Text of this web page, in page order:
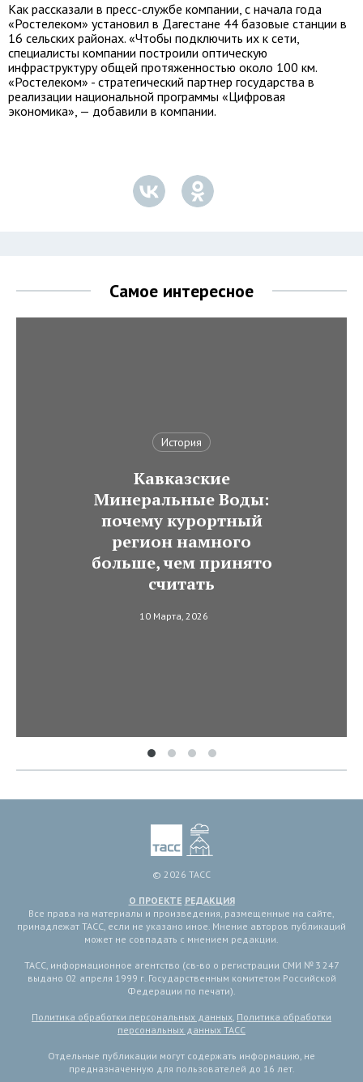
Как рассказали в пресс-службе компании, с начала года
«Ростелеком» установил в Дагестане 44 базовые станции в
16 сельских районах. «Чтобы подключить их к сети,
специалисты компании построили оптическую
инфраструктуру общей протяженностью около 100 км.
«Ростелеком» - стратегический партнер государства в
реализации национальной программы «Цифровая
экономика», — добавили в компании.
Самое интересное
История
Кавказские
Минеральные Воды:
почему курортный
регион намного
больше, чем принято
считать
10 Марта, 2026
© 2026 ТАСС
О ПРОЕКТЕ РЕДАКЦИЯ
Все права на материалы и произведения, размещенные на сайте,
принадлежат ТАСС, если не указано иное. Мнение авторов публикаций
может не совпадать с мнением редакции.
ТАСС, информационное агентство (св-во о регистрации СМИ № 3 247
выдано 02 апреля 1999 г. Государственным комитетом Российской
Федерации по печати).
Политика обработки персональных данных, Политика обработки
персональных данных ТАСС
Отдельные публикации могут содержать информацию, не
предназначенную для пользователей до 16 лет.